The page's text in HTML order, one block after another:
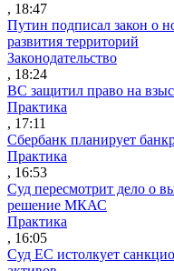
, 18:47
Путин подписал закон о
развития территорий
Законодательство
, 18:24
ВС защитил право на
Практика
, 17:11
Сбербанк планирует
Практика
, 16:53
Суд пересмотрит дело о
решение МКАС
Практика
, 16:05
Суд ЕС истолкует